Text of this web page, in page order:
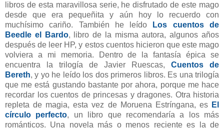
libros de esta maravillosa serie, he disfrutado de este mago
desde que era pequeñita y aún hoy lo recuerdo con
muchísimo cariño. También he leído
Los cuentos de
Beedle el Bardo, libro de la misma autora, algunos años
después de leer HP, y estos cuentos hicieron que este mago
volviera a mi memoria. Dentro de la fantasía épica se
encuentra la trilogía de Javier Ruescas, Cuentos de
Bereth, y yo he leído los dos primeros libros. Es una trilogía
que me está gustando bastante por ahora, porque me hace
recordar los cuentos de princesas y dragones. Otra historia
repleta de magia, esta vez de Moruena Estríngana, es El
círculo perfecto, un libro que recomendaría a los más
románticos. Una novela más o menos reciente es la de